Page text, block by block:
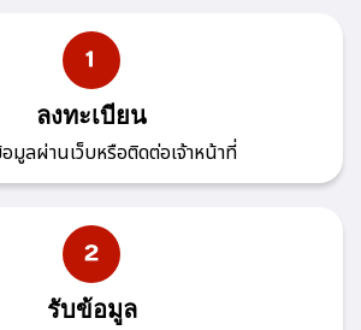
ลงทะเบียน
มูลผ่านเว็บหรือติดต่อเจ้าหน้าที่
รับข้อมูล